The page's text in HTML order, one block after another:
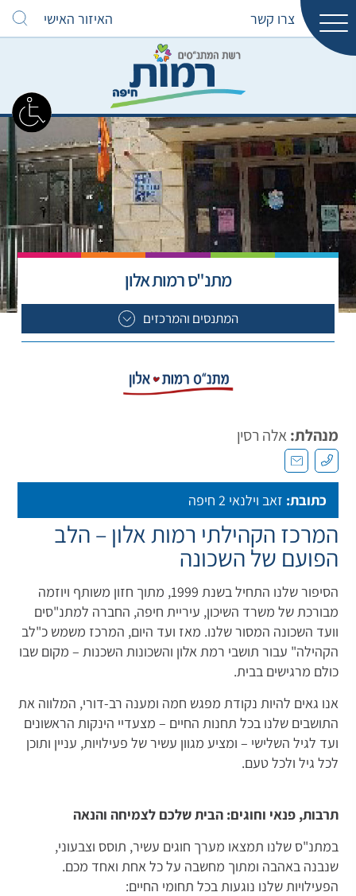
צרו קשר האיזור האישי
מתנ"ס רמות אלון
המתנסים והמרכזים
מנהלת:אלה רסין
כתובת: זאב וילנאי 2 חיפה
המרכז הקהילתי רמות אלון – הלב
הפועם של השכונה
הסיפור שלנו התחיל בשנת 1999, מתוך חזון משותף ויוזמה
מבורכת של משרד השיכון, עיריית חיפה, החברה למתנ"סים
וועד השכונה המסור שלנו. מאז ועד היום, המרכז משמש כ"לב
הקהילה" עבור תושבי רמת אלון והשכונות השכנות – מקום שבו
כולם מרגישים בבית.
אנו גאים להיות נקודת מפגש חמה ומענה רב-דורי, המלווה את
התושבים שלנו בכל תחנות החיים – מצעדיי הינקות הראשונים
ועד לגיל השלישי – ומציע מגוון עשיר של פעילויות, עניין ותוכן
לכל גיל ולכל טעם.
תרבות, פנאי וחוגים: הבית שלכם לצמיחה והנאה
במתנ"ס שלנו תמצאו מערך חוגים עשיר, תוסס וצבעוני,
שנבנה באהבה ומתוך מחשבה על כל אחת ואחד מכם.
הפעילויות שלנו נוגעות בכל תחומי החיים: